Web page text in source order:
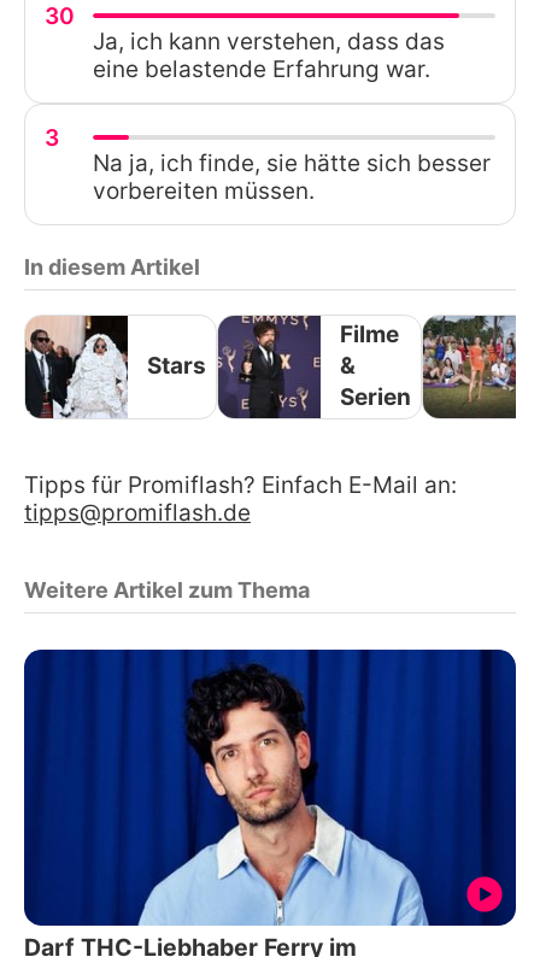
30
Ja, ich kann verstehen, dass das
eine belastende Erfahrung war.
3
Na ja, ich finde, sie hätte sich besser
vorbereiten müssen.
In diesem Artikel
Stars
Filme
&
Serien
Tipps für Promiflash? Einfach E-Mail an:
tipps@promiflash.de
Weitere Artikel zum Thema
Darf THC-Liebhaber Ferry im